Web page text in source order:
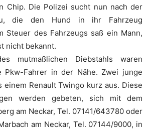
Chip. Die Polizei sucht nun nach der
die den Hund in ihr Fahrzeug
Steuer des Fahrzeugs saß ein Mann,
nicht bekannt.
mutmaßlichen Diebstahls waren
Pkw-Fahrer in der Nähe. Zwei junge
einem Renault Twingo kurz aus. Diese
werden gebeten, sich mit dem
am Neckar, Tel. 07141/643780 oder
am Neckar, Tel. 07144/9000, in